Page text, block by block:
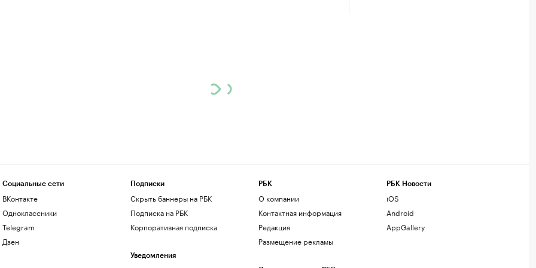
Социальные сети
ВКонтакте
Одноклассники
Telegram
Дзен
Подписки
Скрыть баннеры на РБК
Подписка на РБК
Корпоративная подписка
Уведомления
РБК
О компании
Контактная информация
Редакция
Размещение рекламы
РБК Новости
iOS
Android
AppGallery